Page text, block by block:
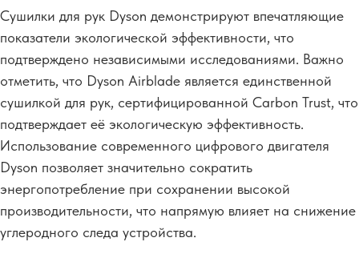
Сушилки для рук Dyson демонстрируют впечатляющие
показатели экологической эффективности, что
подтверждено независимыми исследованиями. Важно
отметить, что Dyson Airblade является единственной
сушилкой для рук, сертифицированной Carbon Trust, что
подтверждает её экологическую эффективность.
Использование современного цифрового двигателя
Dyson позволяет значительно сократить
энергопотребление при сохранении высокой
производительности, что напрямую влияет на снижение
углеродного следа устройства.